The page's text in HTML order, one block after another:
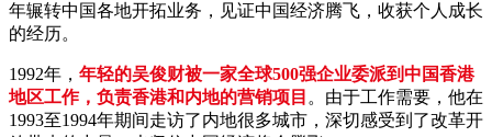
年辗转中国各地开拓业务，见证中国经济腾飞，收获个人成长
的经历。
1992年， 年轻的吴俊财被一家全球500强企业委派到中国香港
地区工作，负责香港和内地的营销项目 。由于工作需要，他在
1993至1994年期间走访了内地很多城市，深切感受到了改革开